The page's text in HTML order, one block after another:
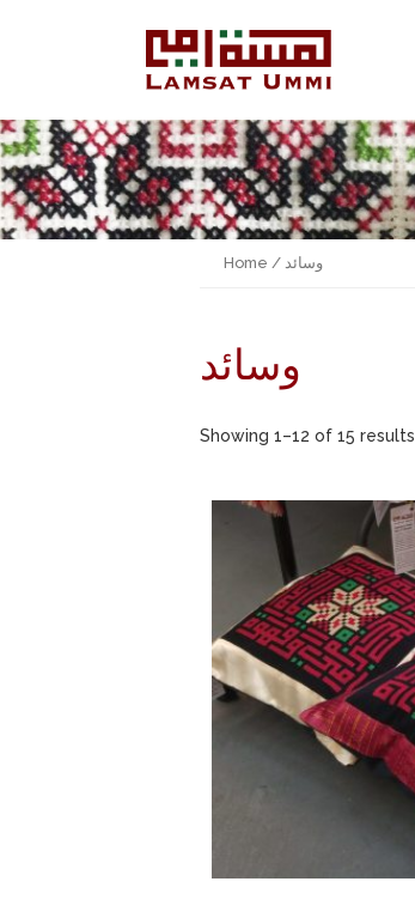
Home / وسائد
وسائد
Showing 1–12 of 15 results